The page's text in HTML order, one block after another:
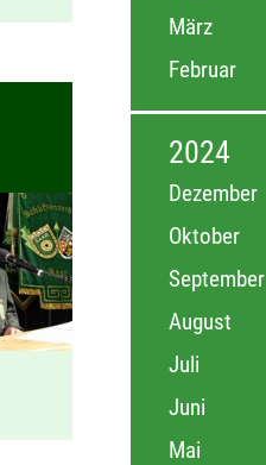
März
Februar
2024
Dezember
Oktober
September
August
Juli
Juni
Mai